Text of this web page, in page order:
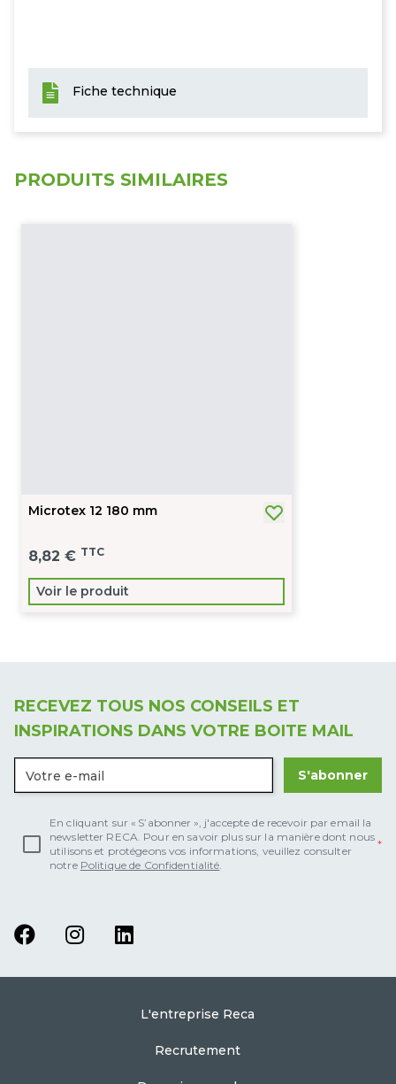
Fiche technique
PRODUITS SIMILAIRES
Microtex 12 180 mm
8,82 € TTC
Voir le produit
RECEVEZ TOUS NOS CONSEILS ET
INSPIRATIONS DANS VOTRE BOITE MAIL
S'abonner
En cliquant sur « S’abonner », j'accepte de recevoir par email la
newsletter RECA. Pour en savoir plus sur la manière dont nous
utilisons et protégeons vos informations, veuillez consulter
notre Politique de Confidentialité.
L'entreprise Reca
Recrutement